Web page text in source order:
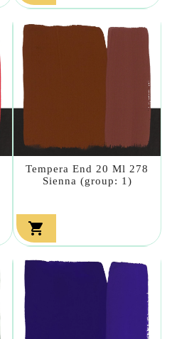
Tempera End 20 Ml 278
Sienna (group: 1)
